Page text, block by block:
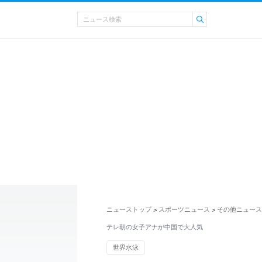
ニューストップ > スポーツニュース > その他ニュース
テレ朝の女子アナが中国で大人気
世界水泳